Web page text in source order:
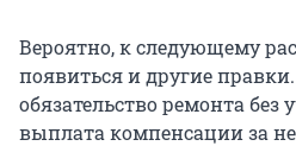
Вероятно, к следующему
появиться и другие
обязательство ремонта без
выплата компенсации за